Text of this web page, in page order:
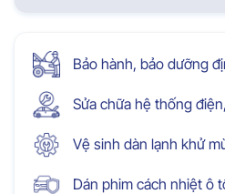
Bảo hành, bảo dưỡng
Sửa chữa hệ thống
Vệ sinh dàn lạnh khử
Dán phim cách nhiệt ô